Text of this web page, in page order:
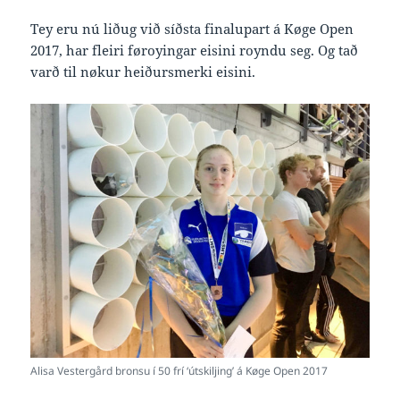
Tey eru nú liðug við síðsta finalupart á Køge Open
2017, har fleiri føroyingar eisini royndu seg. Og tað
varð til nøkur heiðursmerki eisini.
Alisa Vestergård bronsu í 50 frí ‘útskiljing’ á Køge Open 2017